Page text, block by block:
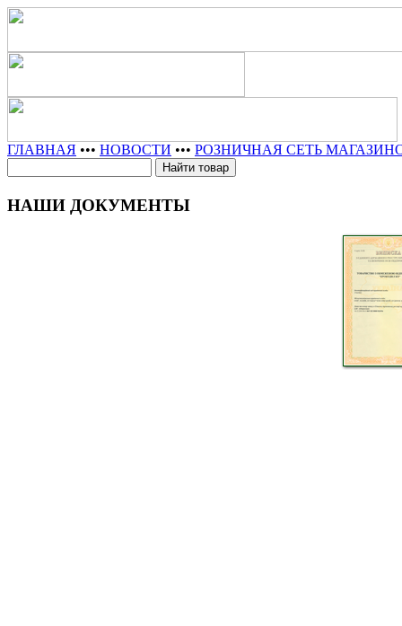
ГЛАВНАЯ ••• НОВОСТИ ••• РОЗНИЧНАЯ СЕТЬ
НАШИ ДОКУМЕНТЫ